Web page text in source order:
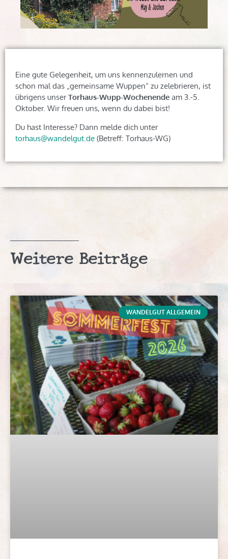
Eine gute Gelegenheit, um uns kennenzulernen und
schon mal das „gemeinsame Wuppen“ zu zelebrieren, ist
übrigens unserTorhaus-Wupp-Wochenende am 3.-5.
Oktober. Wir freuen uns, wenn du dabei bist!
Du hast Interesse? Dann melde dich unter
torhaus@wandelgut.de (Betreff: Torhaus-WG)
Weitere Beiträge
WANDELGUT ALLGEMEIN